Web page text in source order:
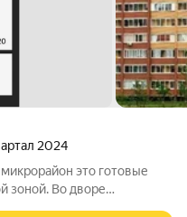
2024
это готовые
зоной. Во дворе